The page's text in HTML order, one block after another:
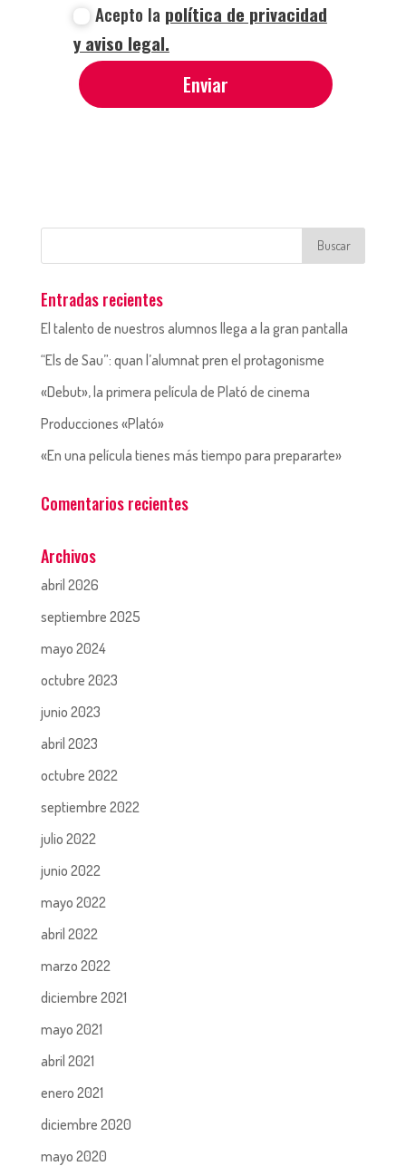
Acepto la política de privacidad
y aviso legal.
Enviar
Entradas recientes
El talento de nuestros alumnos llega a la gran pantalla
“Els de Sau”: quan l’alumnat pren el protagonisme
«Debut», la primera película de Plató de cinema
Producciones «Plató»
«En una película tienes más tiempo para prepararte»
Comentarios recientes
Archivos
abril 2026
septiembre 2025
mayo 2024
octubre 2023
junio 2023
abril 2023
octubre 2022
septiembre 2022
julio 2022
junio 2022
mayo 2022
abril 2022
marzo 2022
diciembre 2021
mayo 2021
abril 2021
enero 2021
diciembre 2020
mayo 2020